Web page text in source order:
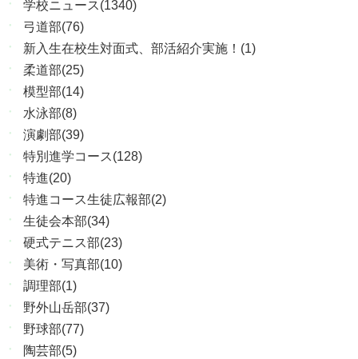
学校ニュース(1340)
弓道部(76)
新入生在校生対面式、部活紹介実施！(1)
柔道部(25)
模型部(14)
水泳部(8)
演劇部(39)
特別進学コース(128)
特進(20)
特進コース生徒広報部(2)
生徒会本部(34)
硬式テニス部(23)
美術・写真部(10)
調理部(1)
野外山岳部(37)
野球部(77)
陶芸部(5)